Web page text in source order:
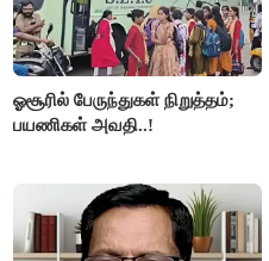
ஓசூரில் பேருந்துகள் நிறுத்தம்;
பயணிகள் அவதி..!